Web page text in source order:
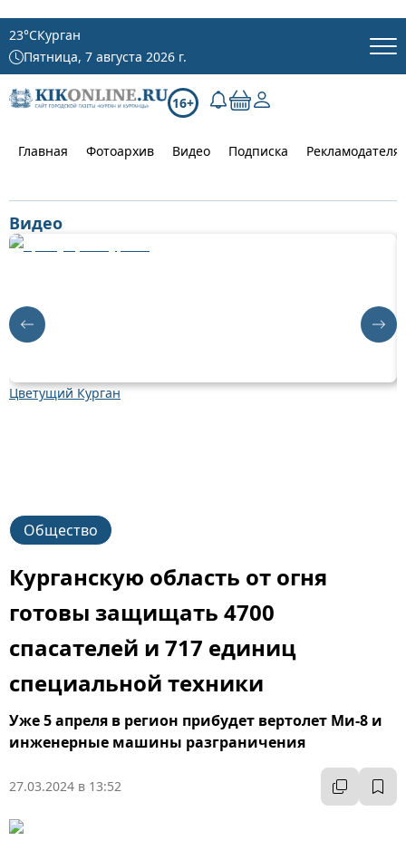
23°CКурган
Пятница, 7 августа 2026 г.
16+
Главная Фотоархив Видео Подписка
Видео
Цветущий Курган
Общество
Курганскую область от огня
готовы защищать 4700
спасателей и 717 единиц
специальной техники
Уже 5 апреля в регион прибудет вертолет Ми-8 и
инженерные машины разграничения
27.03.2024 в 13:52